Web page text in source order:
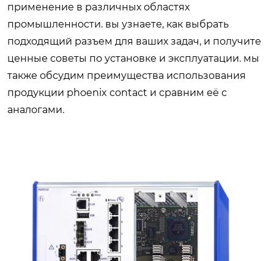
применение в различных областях
промышленности. вы узнаете, как выбрать
подходящий разъем для ваших задач, и получите
ценные советы по установке и эксплуатации. мы
также обсудим преимущества использования
продукции phoenix contact и сравним её с
аналогами.